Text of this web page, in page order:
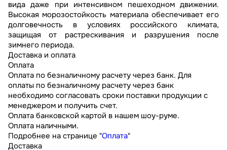
вида даже при интенсивном пешеходном движении.
Высокая морозостойкость материала обеспечивает его
долговечность в условиях российского климата,
защищая от растрескивания и разрушения после
зимнего периода.
Доставка и оплата
Оплата
Оплата по безналичному расчету через банк. Для
оплаты по безналичному расчету через банк
необходимо согласовать сроки поставки продукции с
менеджером и получить счет.
Оплата банковской картой в нашем шоу-руме.
Оплата наличными.
Подробнее на странице "Оплата"
Доставка